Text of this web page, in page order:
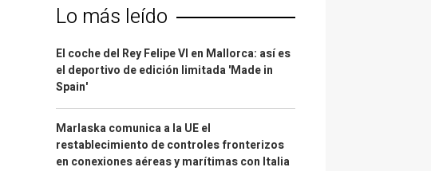
Lo más leído
El coche del Rey Felipe VI en Mallorca: así es
el deportivo de edición limitada 'Made in
Spain'
Marlaska comunica a la UE el
restablecimiento de controles fronterizos
en conexiones aéreas y marítimas con Italia